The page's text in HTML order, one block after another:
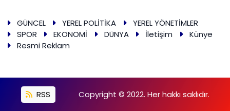
GÜNCEL YEREL POLİTİKA
YEREL YÖNETİMLER
SPOR
EKONOMİ DÜNYA İletişim
Künye
Resmi Reklam
RSS Copyright © 2022. Her hakkı saklıdır.